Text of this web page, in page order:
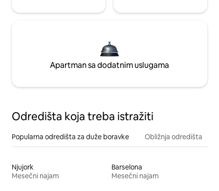
Apartman sa dodatnim uslugama
Odredišta koja treba istražiti
Popularna odredišta za duže boravke Obližnja odredišta
Njujork
Mesečni najam
Barselona
Mesečni najam